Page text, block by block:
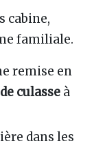
cabine,
familiale.
remise en
culasse à
dans les